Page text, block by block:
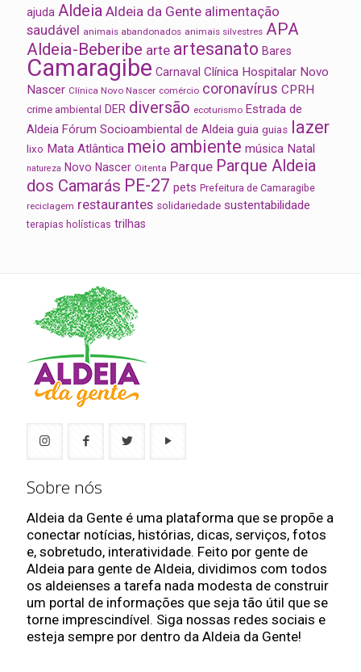
ajuda Aldeia Aldeia da Gente alimentação
saudável animais abandonados animais silvestres APA
Aldeia-Beberibe arte artesanato Bares
Camaragibe Carnaval Clínica Hospitalar Novo
Nascer Clínica Novo Nascer comércio coronavírus CPRH
crime ambiental DER diversão ecoturismo Estrada de
Aldeia Fórum Socioambiental de Aldeia guia guias lazer
lixo Mata Atlântica meio ambiente música Natal
natureza Novo Nascer Oitenta Parque Parque Aldeia
dos Camarás PE-27 pets Prefeitura de Camaragibe
reciclagem restaurantes solidariedade sustentabilidade
terapias holísticas trilhas
Sobre nós
Aldeia da Gente é uma plataforma que se propõe a
conectar notícias, histórias, dicas, serviços, fotos
e, sobretudo, interatividade. Feito por gente de
Aldeia para gente de Aldeia, dividimos com todos
os aldeienses a tarefa nada modesta de construir
um portal de informações que seja tão útil que se
torne imprescindível. Siga nossas redes sociais e
esteja sempre por dentro da Aldeia da Gente!